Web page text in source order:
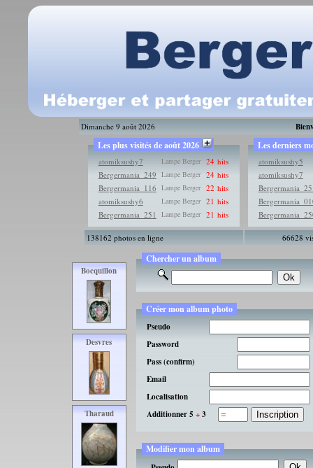
Dimanche 9 août 2026
Les plus visités de août 2026
atomiksushy7 Lampe Berger 24 hits
Bergermania_249 Lampe Berger 24 hits
Bergermania_116 Lampe Berger 22 hits
atomiksushy6
Lampe Berger 21 hits
Bergermania_251
Lampe Berger 21 hits
Les derniers
atomiksushy5
atomiksushy7
138162 photos en ligne 66628
Bocquillon
Desvres
Tharaud
Chercher un album
Créer mon album photo
Pseudo
Password
Pass (confirm)
Email
Localisation
Additionner 5 +3
Modifier mon album